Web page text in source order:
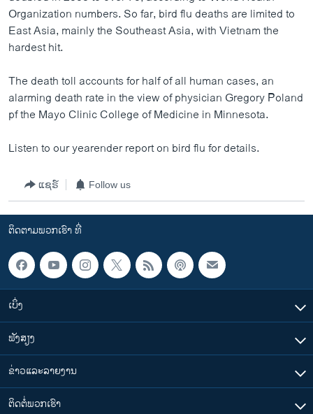
ເອເຊຍ
ອິດສະຫຼະພາບດ້ານການຂ່າວ
ຊຸມຊົນຊາວລາວ
ວິທະຍາສາດ-ເທັກໂນໂລຈີ
ວີດີໂອ
ສຽງ
ລາຍງານ
ຕິດຕາມພວກເຮົາ ທີ່
ພາສາຕ່າງໆ
Organization numbers. So far, bird flu deaths are limited to
East Asia, mainly the Southeast Asia, with Vietnam the
hardest hit.
The death toll accounts for half of all human cases, an
alarming death rate in the view of physician Gregory Poland
pf the Mayo Clinic College of Medicine in Minnesota.
Listen to our yearender report on bird flu for details.
ແຊຣ໌ Follow us
ຕິດຕາມພວກເຮົາ ທີ່
ເບິ່ງ
ຟັງສຽງ
ຂ່າວແລະລາຍງານ
ຕິດຕໍ່ພວກເຮົາ